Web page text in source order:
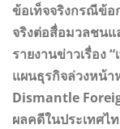
ข้อเท็จจริงกรณีข้อ
จริงต่อสื่อมวลชน
รายงานข่าวเรื่อง
แผนธุรกิจล่วงหน้า
Dismantle
ผลคดีในประเทศไ